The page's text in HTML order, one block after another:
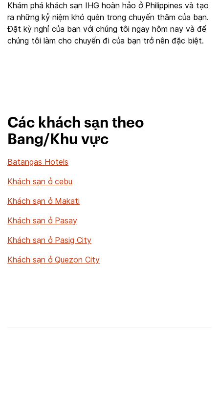
Khám phá khách sạn IHG hoàn hảo ở Philippines và tạo
ra những kỷ niệm khó quên trong chuyến thăm của bạn.
Đặt kỳ nghỉ của bạn với chúng tôi ngay hôm nay và để
chúng tôi làm cho chuyến đi của bạn trở nên đặc biệt.
Các khách sạn theo
Bang/Khu vực
Batangas Hotels
Khách sạn ở cebu
Khách sạn ở Makati
Khách sạn ở Pasay
Khách sạn ở Pasig City
Khách sạn ở Quezon City